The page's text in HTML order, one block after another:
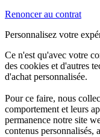
Renoncer au contrat
Personnalisez votre
Ce n'est qu'avec votre
des cookies et d'autres
d'achat personnalisée.
Pour ce faire, nous
comportement et leurs
permanence notre site
contenus personnalisés,